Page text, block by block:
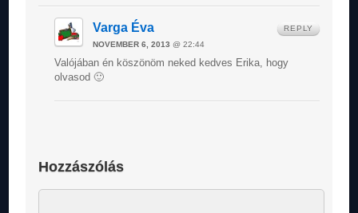
Varga Éva
NOVEMBER 6, 2013 @ 22:44
Valójában én köszönöm neked kedves Erika, hogy
olvasod 🙂
REPLY
Hozzászólás